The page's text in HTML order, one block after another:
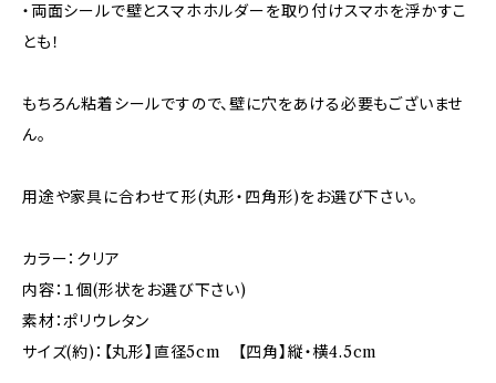
・両面シールで壁とスマホホルダーを取り付けスマホを浮かすこ
とも！
もちろん粘着シールですので、壁に穴をあける必要もございませ
ん。
用途や家具に合わせて形(丸形・四角形)をお選び下さい。
カラー：クリア
内容：１個(形状をお選び下さい)
素材：ポリウレタン
サイズ(約)：【丸形】直径5cm 【四角】縦・横4.5cm